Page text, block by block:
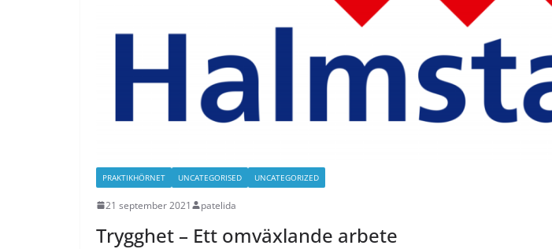
PRAKTIKHÖRNET UNCATEGORISED UNCATEGORIZED
21 september 2021 patelida
Trygghet – Ett omväxlande arbete